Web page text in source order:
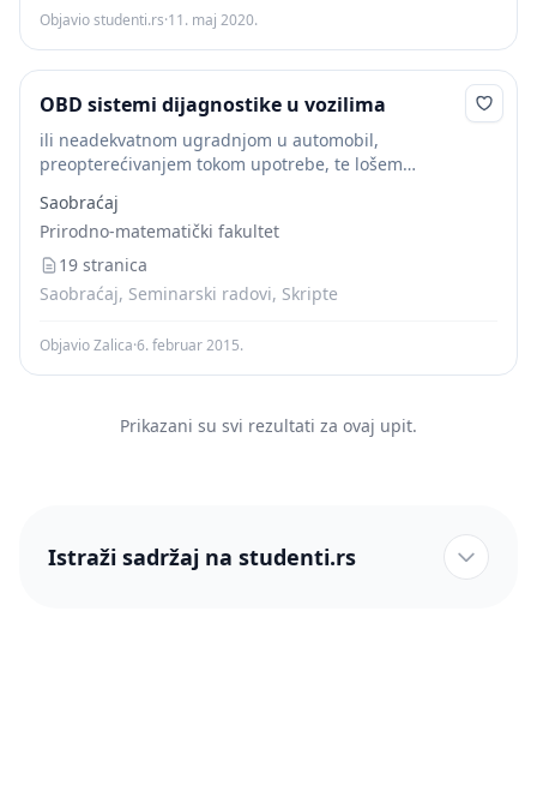
Objavio studenti.rs·11. maj 2020.
OBD sistemi dijagnostike u vozilima
ili neadekvatnom ugradnjom u automobil,
preopterećivanjem tokom upotrebe, te lošem
uglavnom se provode dvije vrste procjena istrošenosti
(pohabanosti) motora. Takva ispitivanja se mogu
obavljati...
Saobraćaj
Prirodno-matematički fakultet
19 stranica
Saobraćaj, Seminarski radovi, Skripte
Objavio Zalica·6. februar 2015.
Prikazani su svi rezultati za ovaj upit.
Istraži sadržaj na studenti.rs